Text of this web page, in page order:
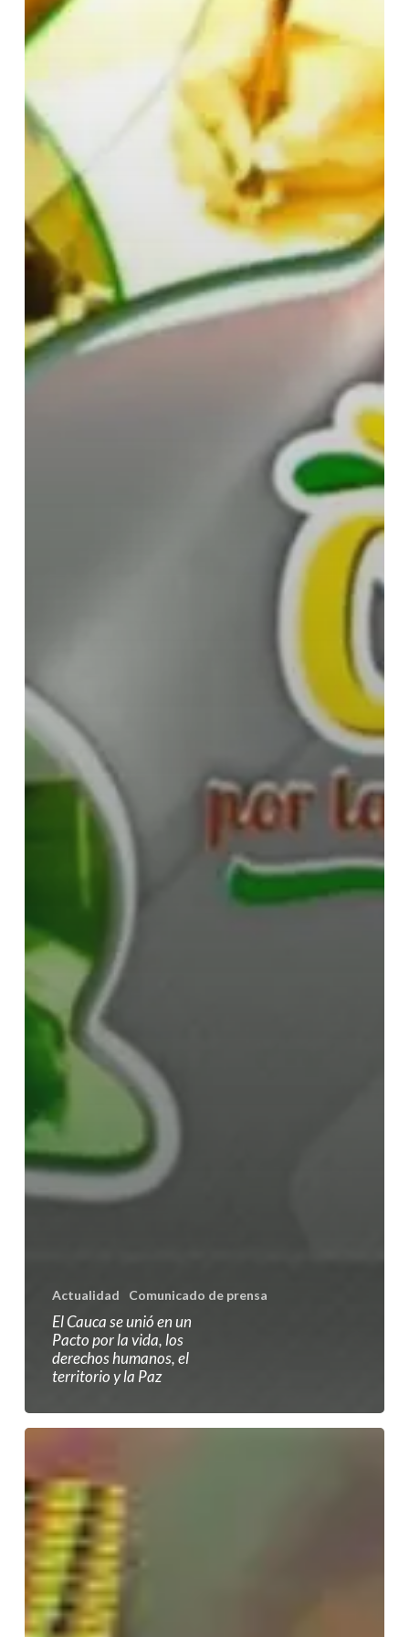
Actualidad Comunicado de prensa
El Cauca se unió en un
Pacto por la vida, los
derechos humanos, el
territorio y la Paz
Felicitaciones
Leyner
Palacios
Asprilla
por
su
premio
al